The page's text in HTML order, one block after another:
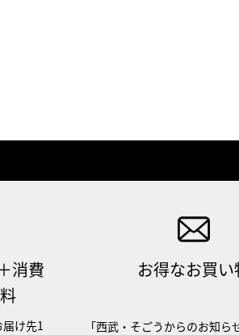
消費
け先1
お得なお買い
「西武・そごうからのお知ら